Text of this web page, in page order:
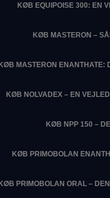
KØB EQUIPOISE 300: EN
KØB MASTERON –
MASTERON ENANTHATE:
KØB NOLVADEX – EN
KØB NPP 150 –
KØB PRIMOBOLAN
PRIMOBOLAN ORAL –